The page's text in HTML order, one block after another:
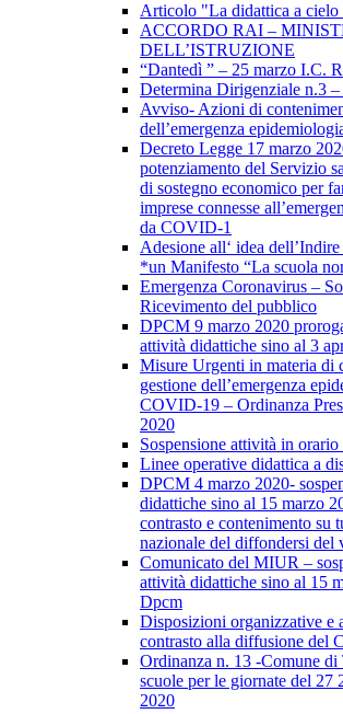
Articolo "La didattica a cielo
ACCORDO RAI –
DELL’ISTRUZIONE
“Dantedì ” – 25 marzo I.C.
Determina Dirigenziale n.3
Avviso- Azioni di
dell’emergenza
Decreto Legge 17 marzo
potenziamento del Servizio
di sostegno economico per
imprese connesse
da COVID-1
Adesione all‘ idea
*un Manifesto “La scuola
Emergenza Coronavirus –
Ricevimento del pubblico
DPCM 9 marzo 2020
attività didattiche sino al 3
Misure Urgenti in materia di
gestione dell’emergenza
COVID-19 – Ordinanza
2020
Sospensione attività in
Linee operative didattica a
DPCM 4 marzo 2020-
didattiche sino al 15 marzo
contrasto e contenimento su
nazionale del diffondersi
Comunicato del MIUR –
attività didattiche sino al 15
Dpcm
Disposizioni organizzative e
contrasto alla diffusione del
Ordinanza n. 13 -Comune di
scuole per le giornate del 27
2020